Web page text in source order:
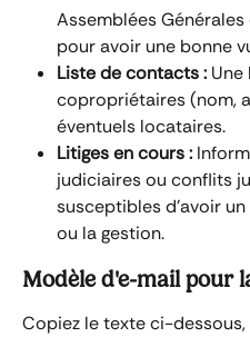
Assemblées
pour avoir une bonne
Liste de contacts :
copropriétaires (nom,
éventuels locataires.
Litiges en cours :
judiciaires ou conflits
susceptibles d'avoir
ou la gestion.
Modèle d'e-mail pour
Copiez le texte ci-